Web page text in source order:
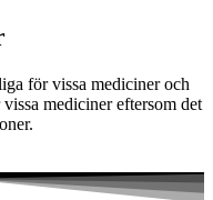
för vissa mediciner och
mediciner eftersom det